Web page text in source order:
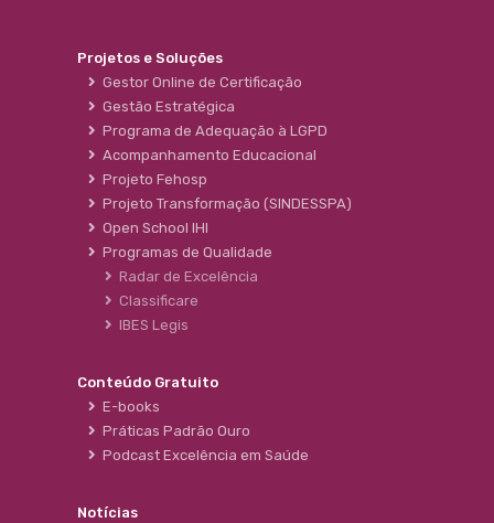
Projetos e Soluções
Gestor Online de Certificação
Gestão Estratégica
Programa de Adequação à LGPD
Acompanhamento Educacional
Projeto Fehosp
Projeto Transformação (SINDESSPA)
Open School IHI
Programas de Qualidade
Radar de Excelência
Classificare
IBES Legis
Conteúdo Gratuito
E-books
Práticas Padrão Ouro
Podcast Excelência em Saúde
Notícias